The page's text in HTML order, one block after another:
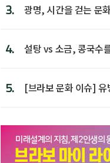
3. 광명, 시간을 걷는 문
4. 설탕 vs 소금, 콩국수
5.
[브라보 문화 이슈]